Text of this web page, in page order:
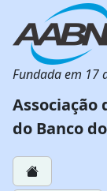
Fundada em 17
Associação
do Banco